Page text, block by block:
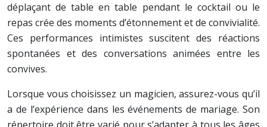
déplaçant de table en table pendant le cocktail ou le
repas crée des moments d’étonnement et de convivialité.
Ces performances intimistes suscitent des réactions
spontanées et des conversations animées entre les
convives.
Lorsque vous choisissez un magicien, assurez-vous qu’il
a de l’expérience dans les événements de mariage. Son